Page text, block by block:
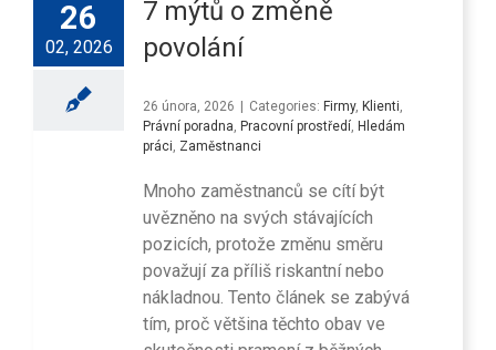
26
02, 2026
7 mýtů o změně
povolání
26 února, 2026 | Categories: Firmy, Klienti
Právní poradna Pracovní prostředí Hledám
práci Zaměstnanci
Mnoho zaměstnanců se cítí být
uvězněno na svých stávajících
pozicích, protože změnu směru
považují za příliš riskantní nebo
nákladnou. Tento článek se zabývá
tím, proč většina těchto obav ve